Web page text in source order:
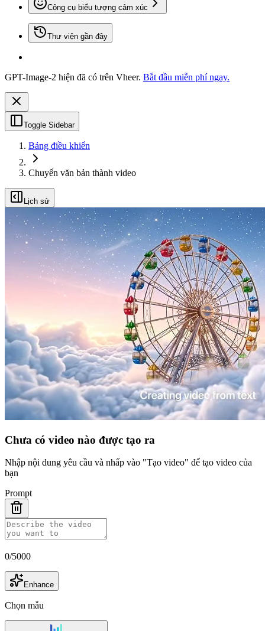
Công cụ biểu tượng cảm xúc
Thư viện gần đây
GPT-Image-2 hiện đã có trên Vheer. Bắt đầu miễn phí ngay.
Toggle Sidebar
Bảng điều khiển
Chuyển văn bản thành video
Lịch sử
Chưa có video nào được tạo ra
Nhập nội dung yêu cầu và nhấp vào "Tạo video" để tạo video của
bạn
Prompt
0/5000
Enhance
Chọn mẫu